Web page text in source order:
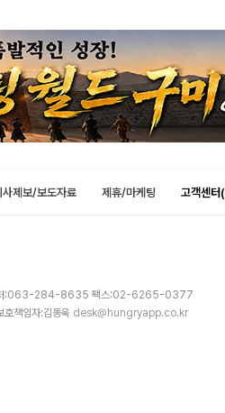
사제보/보도자료 제휴/마케팅 고객센
연락처:063-284-8635 팩스:02-6265-0377
책임자:김동욱 desk@hungryapp.co.kr